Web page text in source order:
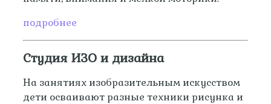
подробнее
Студия ИЗО и дизайна
На занятиях изобразительным искусством
дети осваивают разные техники рисунка и